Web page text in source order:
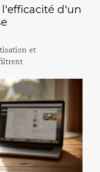
d'un
et